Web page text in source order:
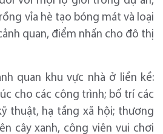
vỉa hè tạo bóng mát và loại
quan, điểm nhấn cho đô thị
quan khu vực nhà ở liền kề:
cho các công trình; bố trí các
thuật, hạ tầng xã hội; thương
cây xanh, công viên vui chơi